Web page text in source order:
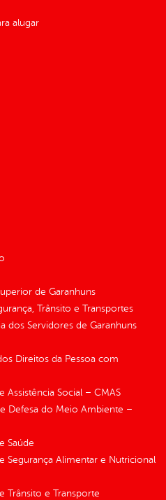
alugar
de Garanhuns
Trânsito e Transportes
dos Servidores de Garanhuns
Direitos da Pessoa com
Assistência Social – CMAS
Defesa do Meio Ambiente –
Saúde
Segurança Alimentar e Nutricional
Trânsito e Transporte